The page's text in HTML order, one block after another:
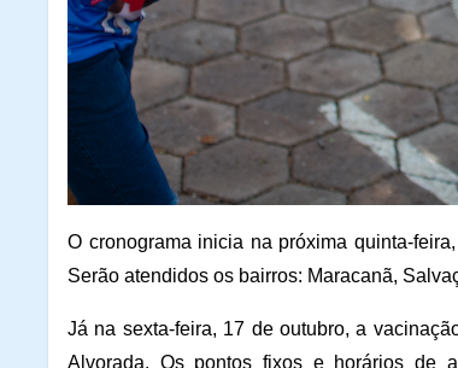
O cronograma inicia na próxima quinta-
Serão atendidos os bairros: Maracanã,
Já na sexta-feira, 17 de outubro, a
Alvorada. Os pontos fixos e horários de